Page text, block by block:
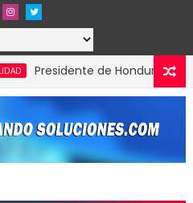
Presidente de Honduras